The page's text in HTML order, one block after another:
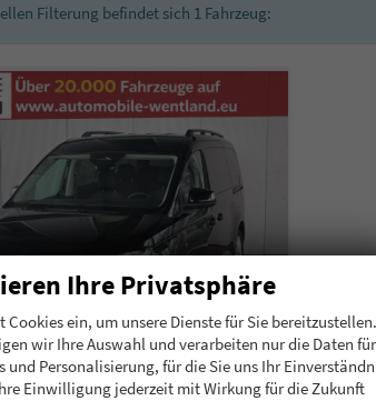
Filterung befindet sich 1 Fahrzeug:
Caddy Maxi
Ihre Privatsphäre
Cookies ein, um unsere Dienste für Sie bereitzustellen.
wir Ihre Auswahl und verarbeiten nur die Daten für
und Personalisierung, für die Sie uns Ihr
Einwilligung jederzeit mit Wirkung für die Zukunft